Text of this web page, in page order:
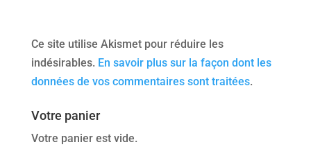
Ce site utilise Akismet pour réduire les
indésirables. En savoir plus sur la façon dont les
données de vos commentaires sont traitées.
Votre panier
Votre panier est vide.